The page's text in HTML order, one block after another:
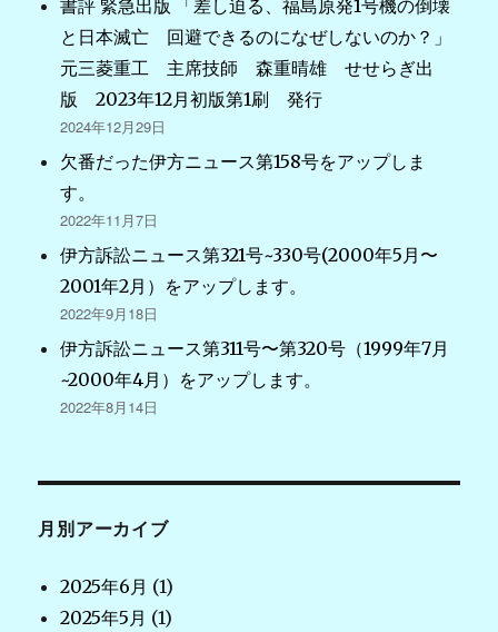
書評 緊急出版 「差し迫る、福島原発1号機の倒壊
と日本滅亡 回避できるのになぜしないのか？」
元三菱重工 主席技師 森重晴雄 せせらぎ出
版 2023年12月初版第1刷 発行
2024年12月29日
欠番だった伊方ニュース第158号をアップしま
す。
2022年11月7日
伊方訴訟ニュース第321号~330号(2000年5月〜
2001年2月）をアップします。
2022年9月18日
伊方訴訟ニュース第311号〜第320号（1999年7月
~2000年4月）をアップします。
2022年8月14日
月別アーカイブ
2025年6月 (1)
2025年5月 (1)